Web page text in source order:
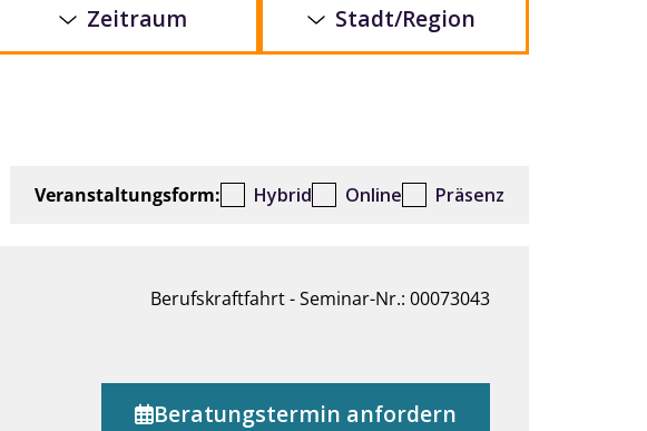
Zeitraum Stadt/Region
Veranstaltungsform: Hybrid Online Präsenz
Berufskraftfahrt - Seminar-Nr.: 00073043
Beratungstermin anfordern